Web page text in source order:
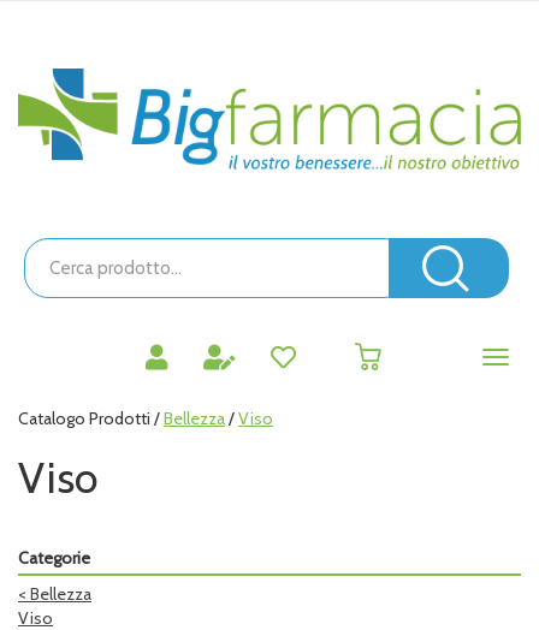
principaleBigfarmacia
Cerca
Prodotto
Catalogo Prodotti /Bellezza/Viso
Viso
Categorie
< Bellezza
Viso